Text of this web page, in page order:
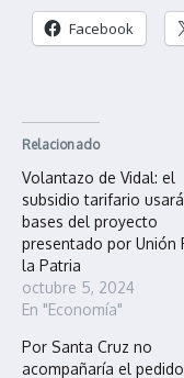
Facebook
Relacionado
Volantazo de Vidal: el
subsidio tarifario
bases del proyecto
presentado por Unión
la Patria
octubre 5, 2024
En "Economía"
Por Santa Cruz no
acompañaría el